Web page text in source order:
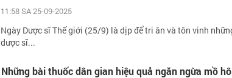
11:58 SA 25-09-2025
Ngày Dược sĩ Thế giới (25/9) là dịp để tri ân và tôn vinh
dược sĩ...
Những bài thuốc dân gian hiệu quả ngăn ngừa mồ